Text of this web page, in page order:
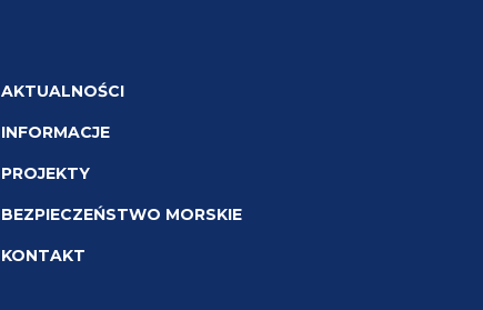
AKTUALNOŚCI
INFORMACJE
PROJEKTY
BEZPIECZEŃSTWO MORSKIE
KONTAKT